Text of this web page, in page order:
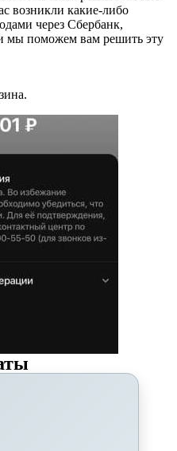
возникли какие-либо
через Сбербанк,
мы поможем вам решить эту